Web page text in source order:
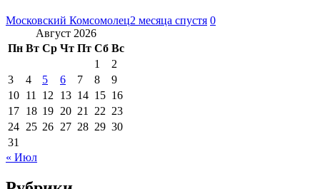
Московский Комсомолец2 месяца спустя 0
Август 2026
Пн Вт Ср Чт Пт Сб Вс
1
2
3
4 5 6 7 8
9
10 11 12 13 14 15 16
17 18 19 20 21 22 23
24 25 26 27 28 29 30
31
« Июл